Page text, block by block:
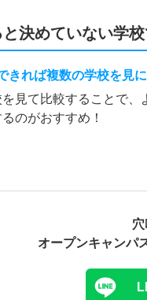
決めていない学
きれば複数の学校を見に
見て比較することで
のがおすすめ！
オープンキャンパ